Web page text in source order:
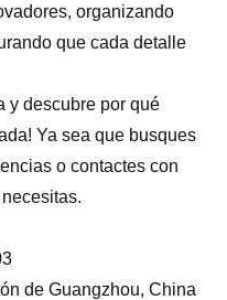
organizando
que cada detalle
y descubre por qué
Ya sea que busques
o contactes con
de Guangzhou, China